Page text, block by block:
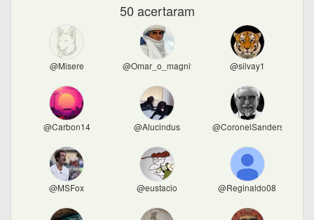
50 acertaram
@Misere @Omar_o_magnifico @silvay1
@Carbon14 @Alucindus @CoronelSanders
@MSFox @eustacio @Reginaldo08